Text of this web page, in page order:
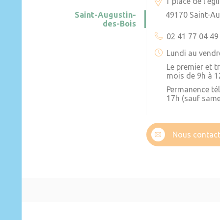
Saint-Augustin-
des-Bois
49170 Saint-
02 41 77 04 49
Lundi au
Le premier et
mois de 9h à
Permanence
17h (sauf
Nous